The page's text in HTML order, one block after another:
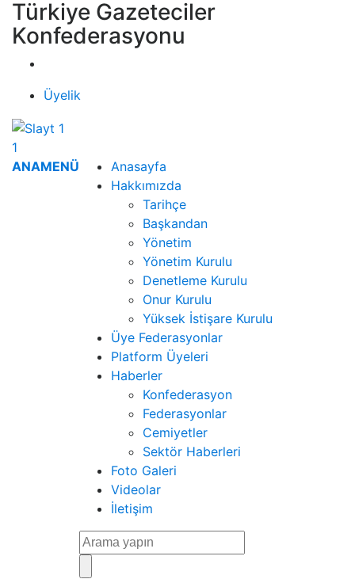
Türkiye Gazeteciler
Konfederasyonu
Üyelik
1
ANAMENÜ
Anasayfa
Hakkımızda
Tarihçe
Başkandan
Yönetim
Yönetim Kurulu
Denetleme Kurulu
Onur Kurulu
Yüksek İstişare Kurulu
Üye Federasyonlar
Platform Üyeleri
Haberler
Konfederasyon
Federasyonlar
Cemiyetler
Sektör Haberleri
Foto Galeri
Videolar
İletişim